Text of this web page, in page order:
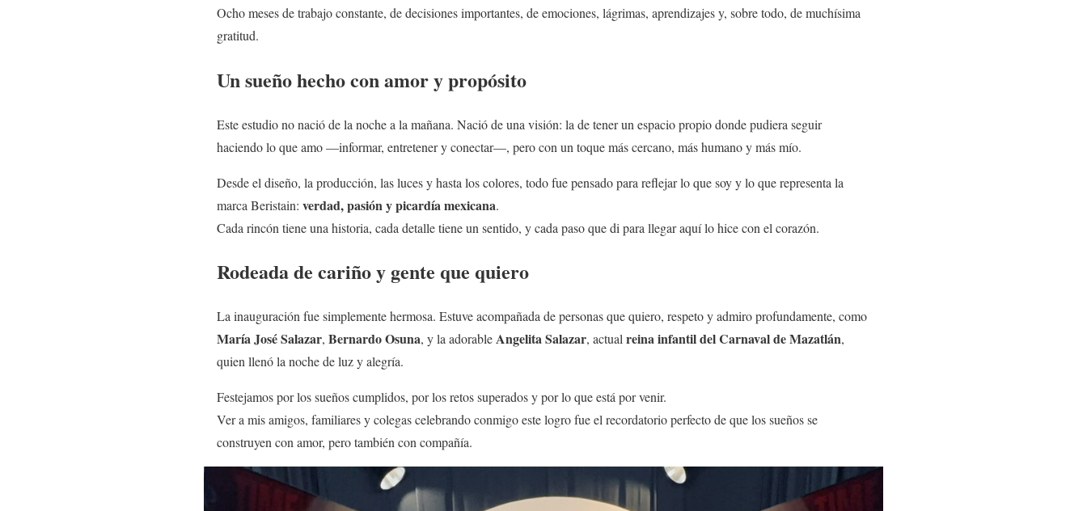
Ocho meses de trabajo constante, de decisiones importantes, de emociones, lágrimas, aprendizajes y, sobre todo, de muchísima
gratitud.
Un sueño hecho con amor y propósito
Este estudio no nació de la noche a la mañana. Nació de una visión: la de tener un espacio propio donde pudiera seguir
haciendo lo que amo —informar, entretener y conectar—, pero con un toque más cercano, más humano y más mío.
Desde el diseño, la producción, las luces y hasta los colores, todo fue pensado para reflejar lo que soy y lo que representa la
marca Beristain: verdad, pasión y picardía mexicana.
Cada rincón tiene una historia, cada detalle tiene un sentido, y cada paso que di para llegar aquí lo hice con el corazón.
Rodeada de cariño y gente que quiero
La inauguración fue simplemente hermosa. Estuve acompañada de personas que quiero, respeto y admiro profundamente, como
María José Salazar, Bernardo Osuna, y la adorableAngelita Salazar, actualreina infantil del Carnaval de Mazatlán,
quien llenó la noche de luz y alegría.
Festejamos por los sueños cumplidos, por los retos superados y por lo que está por venir.
Ver a mis amigos, familiares y colegas celebrando conmigo este logro fue el recordatorio perfecto de que los sueños se
construyen con amor, pero también con compañía.